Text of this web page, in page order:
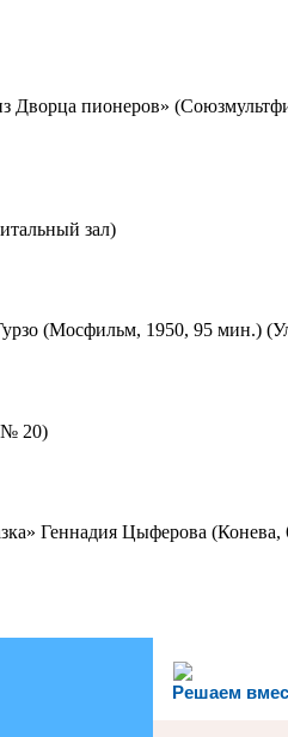
пионеров»
зал)
(Мосфильм, 1950, 95 мин.)
№ 20)
Геннадия Цыферова (Конева,
Решаем